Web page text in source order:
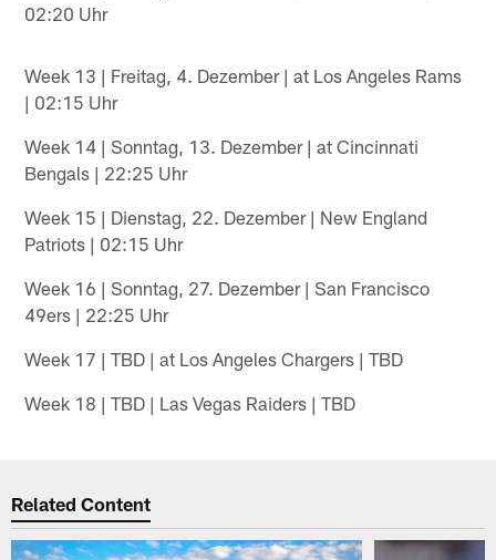
02:20 Uhr
Week 13 | Freitag, 4. Dezember | at Los Angeles Rams
| 02:15 Uhr
Week 14 | Sonntag, 13. Dezember | at Cincinnati
Bengals | 22:25 Uhr
Week 15 | Dienstag, 22. Dezember | New England
Patriots | 02:15 Uhr
Week 16 | Sonntag, 27. Dezember | San Francisco
49ers | 22:25 Uhr
Week 17 | TBD | at Los Angeles Chargers | TBD
Week 18 | TBD | Las Vegas Raiders | TBD
Related Content